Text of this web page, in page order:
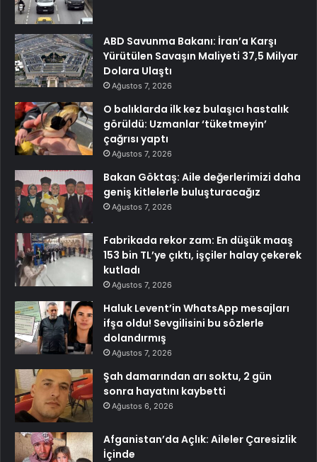
ABD Savunma Bakanı: İran’a Karşı
Yürütülen Savaşın Maliyeti 37,5 Milyar
Dolara Ulaştı
Ağustos 7, 2026
O balıklarda ilk kez bulaşıcı hastalık
görüldü: Uzmanlar ‘tüketmeyin’
çağrısı yaptı
Ağustos 7, 2026
Bakan Göktaş: Aile değerlerimizi daha
geniş kitlelerle buluşturacağız
Ağustos 7, 2026
Fabrikada rekor zam: En düşük maaş
153 bin TL’ye çıktı, işçiler halay çekerek
kutladı
Ağustos 7, 2026
Haluk Levent’in WhatsApp mesajları
ifşa oldu! Sevgilisini bu sözlerle
dolandırmış
Ağustos 7, 2026
Şah damarından arı soktu, 2 gün
sonra hayatını kaybetti
Ağustos 6, 2026
Afganistan’da Açlık: Aileler Çaresizlik
İçinde